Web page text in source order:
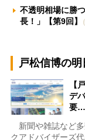
不透明相場に勝
長！」【第9回】
戸松信博の明
【
デ
要…
新聞や雑誌など多
クアドバイザーズ